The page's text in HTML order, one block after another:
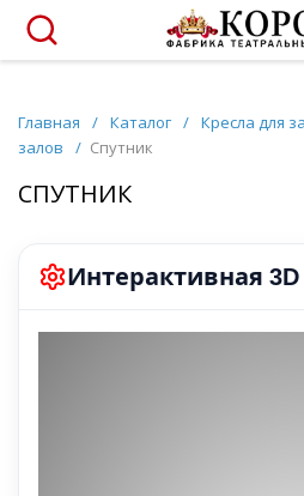
Главная / Каталог / Кресла для
залов
/ Спутник
СПУТНИК
Интерактивная 3D